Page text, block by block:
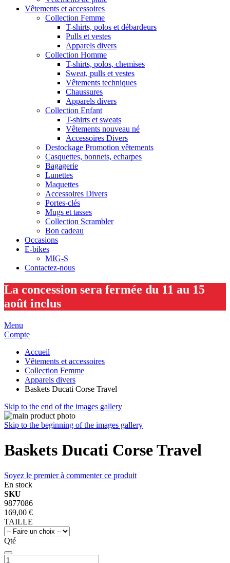
Vêtements et accessoires
Collection Femme
T-shirts, polos et débardeurs
Pulls et vestes
Apparels divers
Collection Homme
T-shirts, polos, chemises
Sweat, pulls et vestes
Vêtements techniques
Chaussures
Apparels divers
Collection Enfant
T-shirts et sweats
Vêtements nouveau né
Accessoires Divers
Destockage Promotion vêtements
Casquettes, bonnets, echarpes
Bagagerie
Lunettes
Maquettes
Accessoires Divers
Portes-clés
Mugs et tasses
Collection Scrambler
Bon cadeau
Occasions
E-bikes
MIG-S
Contactez-nous
La concession sera fermée du 11 au 15
août inclus
Menu
Compte
Accueil
Vêtements et accessoires
Collection Femme
Apparels divers
Baskets Ducati Corse Travel
Skip to the end of the images gallery
Skip to the beginning of the images gallery
Baskets Ducati Corse Travel
Soyez le premier à commenter ce produit
En stock
SKU
9877086
169,00 €
TAILLE
Qté